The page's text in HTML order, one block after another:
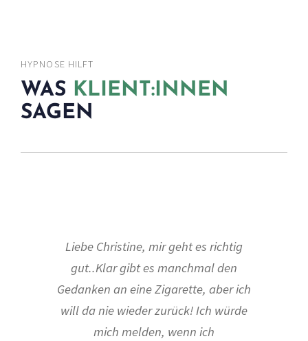
HYPNOSE HILFT
WAS KLIENT:INNEN
SAGEN
Liebe Christine, mir geht es richtig
gut..Klar gibt es manchmal den
Gedanken an eine Zigarette, aber ich
will da nie wieder zurück! Ich würde
mich melden, wenn ich